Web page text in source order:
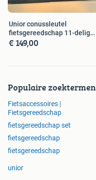
Unior conussleutel
fietsgereedschap 11-delig
(SET6‑2600W‑SB)
€ 149,00
Populaire zoektermen
Fietsaccessoires |
Fietsgereedschap
fietsgereedschap set
fietsgereedschap
fietsgereedschap
unior